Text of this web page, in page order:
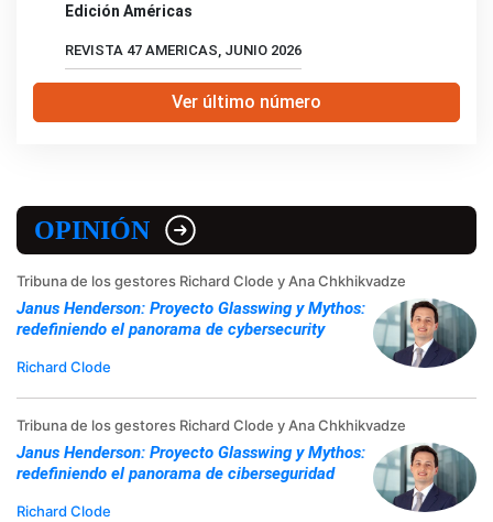
Edición Américas
REVISTA 47 AMERICAS, JUNIO 2026
Ver último número
OPINIÓN
Tribuna de los gestores Richard Clode y Ana Chkhikvadze
Janus Henderson: Proyecto Glasswing y Mythos:
redefiniendo el panorama de cybersecurity
Richard Clode
Tribuna de los gestores Richard Clode y Ana Chkhikvadze
Janus Henderson: Proyecto Glasswing y Mythos:
redefiniendo el panorama de ciberseguridad
Richard Clode